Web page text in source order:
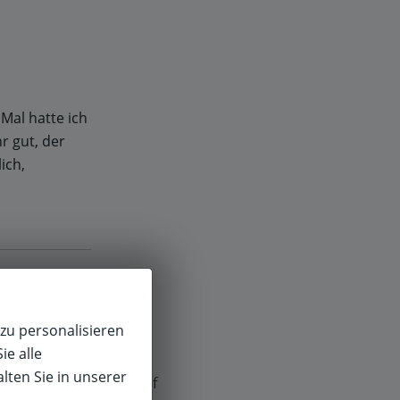
hatte ich
gut, der
der
personalisieren
alle
Sie in unserer
f